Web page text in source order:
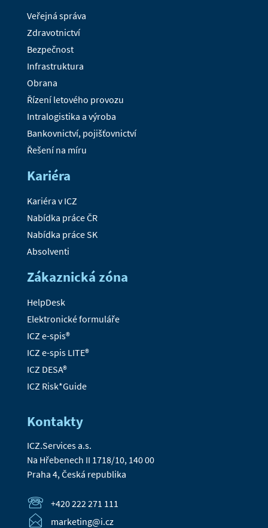
Veřejná správa
Zdravotnictví
Bezpečnost
Infrastruktura
Obrana
Řízení letového provozu
Intralogistika a výroba
Bankovnictví, pojišťovnictví
Řešení na míru
Kariéra
Kariéra v ICZ
Nabídka práce ČR
Nabídka práce SK
Absolventi
Zákaznická zóna
HelpDesk
Elektronické formuláře
ICZ e-spis®
ICZ e-spis LITE®
ICZ DESA®
ICZ Risk*Guide
Kontakty
ICZ.Services a.s.
Na Hřebenech II 1718/10, 140 00
Praha 4, Česká republika
+420 222 271 111
marketing@i.cz